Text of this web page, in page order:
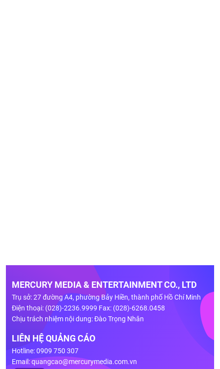
MERCURY MEDIA & ENTERTAINMENT CO., LTD
Trụ sở: 27 đường A4, phường Bảy Hiền, thành phố Hồ Chí Minh
Điện thoại: (028)-2236.9999 Fax: (028)-6268.0458
Chịu trách nhiệm nội dung: Đào Trọng Nhân
LIÊN HỆ QUẢNG CÁO
Hotline: 0909 750 307
Email:quangcao@mercurymedia.com.vn